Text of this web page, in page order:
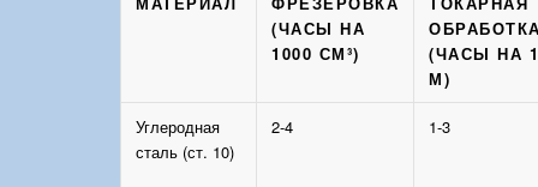
(ЧАСЫ НА
1000 СМ³)
(ЧАСЫ НА 1
М)
Углеродная
сталь (ст. 10)
2-4 1-3